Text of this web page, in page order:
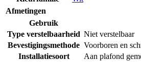
Afmetingen
Gebruik
Type verstelbaarheid Niet verstelbaar
Bevestigingsmethode Voorboren en
Installatiesoort
Aan plafond